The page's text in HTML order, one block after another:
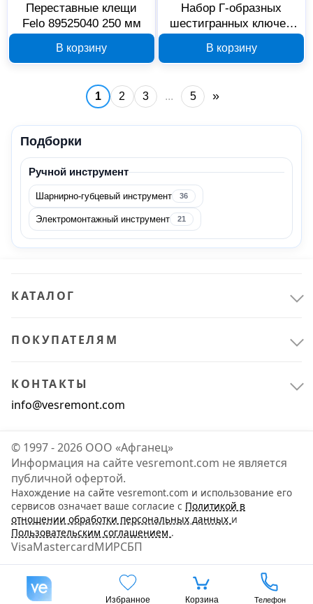
Избранное Корзина Телефон
Автосервисное оборудование
Сервисно-гаражный инструмент 5
Хозяйственные товары
Спецодежда и СИЗ
Пояса, ремни и сумки
Переставные клещи
Felo 89525040 250 мм
В корзину
Набор Г-образных
шестигранных ключей
36500911
В корзину
1 2 3 ... 5 »
Подборки
Ручной инструмент
Шарнирно-губцевый инструмент 36
Электромонтажный инструмент 21
КАТАЛОГ
ПОКУПАТЕЛЯМ
КОНТАКТЫ
info@vesremont.com
© 1997 - 2026 ООО «Афганец»
Информация на сайте vesremont.com не является
публичной офертой.
Нахождение на сайте vesremont.com и использование его
сервисов означает ваше согласие с Политикой в
отношении обработки персональных данных и
Пользовательским соглашением .
VisaMastercardМИРСБП